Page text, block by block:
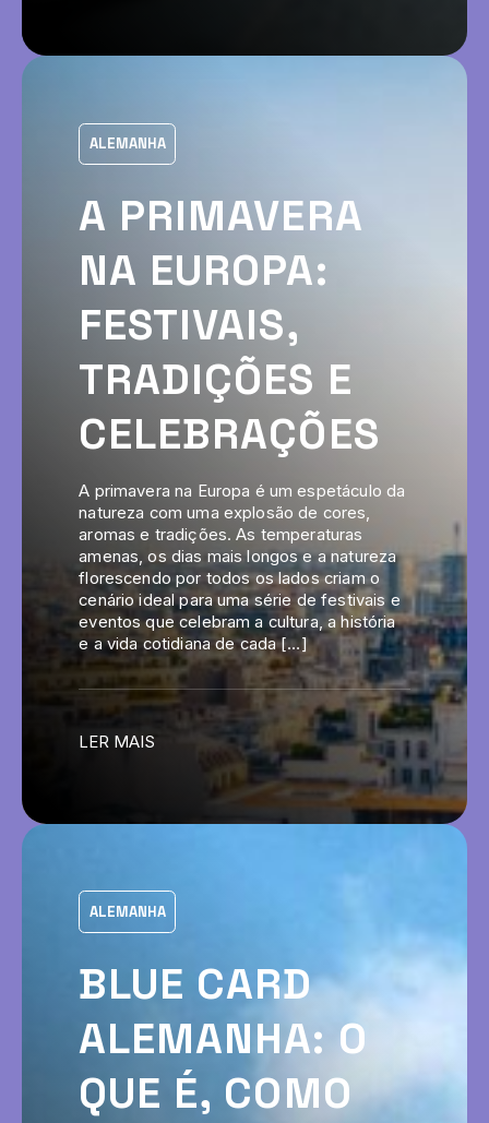
ALEMANHA
A PRIMAVERA
NA EUROPA:
FESTIVAIS,
TRADIÇÕES E
CELEBRAÇÕES
A primavera na Europa é um espetáculo da
natureza com uma explosão de cores,
aromas e tradições. As temperaturas
amenas, os dias mais longos e a natureza
florescendo por todos os lados criam o
cenário ideal para uma série de festivais e
eventos que celebram a cultura, a história
e a vida cotidiana de cada […]
LER MAIS
ALEMANHA
BLUE CARD
ALEMANHA: O
QUE É, COMO